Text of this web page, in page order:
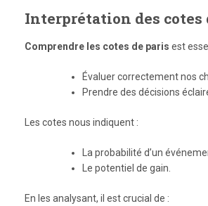
Interprétation des cotes
Comprendre les cotes de paris est
Évaluer correctement nos
Prendre des décisions
Les cotes nous indiquent :
La probabilité d’un
Le potentiel de gain.
En les analysant, il est crucial de :